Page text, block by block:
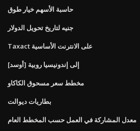
حاسبة الأسهم خيار طوق
جنيه لتاريخ تحويل الدولار
Taxact على الانترنت الأساسية
[أوسد] إلى إندونيسيا روبية
مخطط سعر مسحوق الكاكاو
بطاريات ديوالت
معدل المشاركة في العمل حسب المخطط العام